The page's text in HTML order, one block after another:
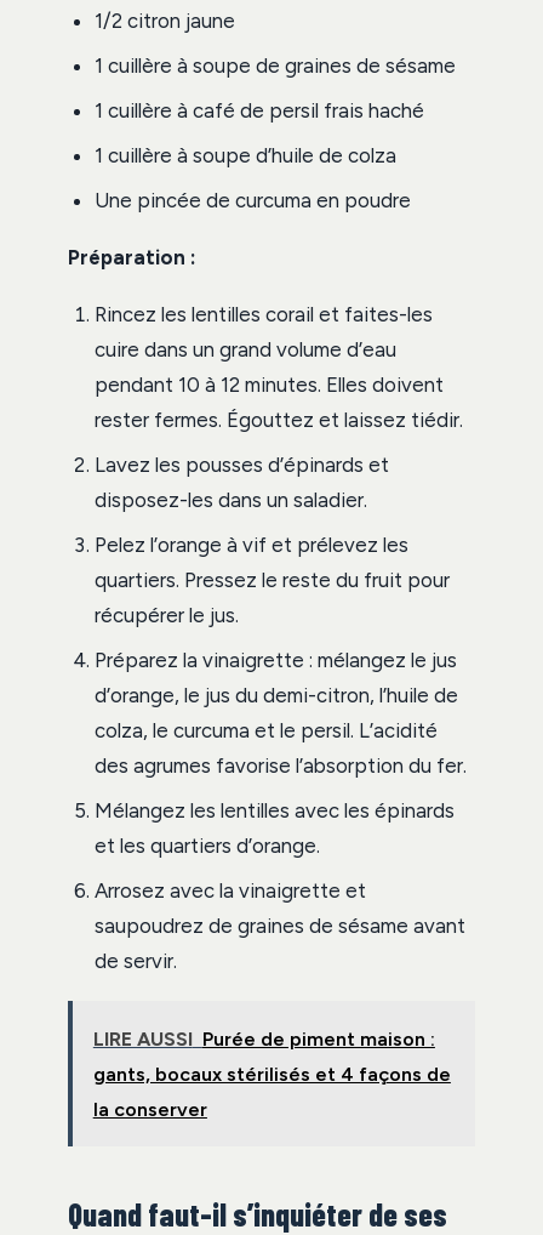
1/2 citron jaune
1 cuillère à soupe de graines de sésame
1 cuillère à café de persil frais haché
1 cuillère à soupe d’huile de colza
Une pincée de curcuma en poudre
Préparation :
Rincez les lentilles corail et faites-les
cuire dans un grand volume d’eau
pendant 10 à 12 minutes. Elles doivent
rester fermes. Égouttez et laissez tiédir.
Lavez les pousses d’épinards et
disposez-les dans un saladier.
Pelez l’orange à vif et prélevez les
quartiers. Pressez le reste du fruit pour
récupérer le jus.
Préparez la vinaigrette : mélangez le jus
d’orange, le jus du demi-citron, l’huile de
colza, le curcuma et le persil. L’acidité
des agrumes favorise l’absorption du fer.
Mélangez les lentilles avec les épinards
et les quartiers d’orange.
Arrosez avec la vinaigrette et
saupoudrez de graines de sésame avant
de servir.
LIRE AUSSI Purée de piment maison :
gants, bocaux stérilisés et 4 façons de
la conserver
Quand faut-il s’inquiéter de ses